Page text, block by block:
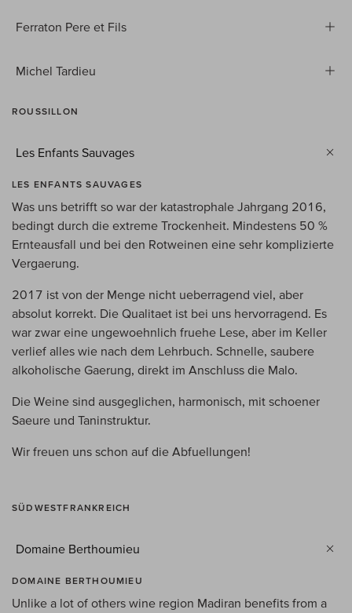
Ferraton Pere et Fils
Michel Tardieu
ROUSSILLON
Les Enfants Sauvages
LES ENFANTS SAUVAGES
Was uns betrifft so war der katastrophale Jahrgang 2016,
bedingt durch die extreme Trockenheit. Mindestens 50 %
Ernteausfall und bei den Rotweinen eine sehr komplizierte
Vergaerung.
2017 ist von der Menge nicht ueberragend viel, aber
absolut korrekt. Die Qualitaet ist bei uns hervorragend. Es
war zwar eine ungewoehnlich fruehe Lese, aber im Keller
verlief alles wie nach dem Lehrbuch. Schnelle, saubere
alkoholische Gaerung, direkt im Anschluss die Malo.
Die Weine sind ausgeglichen, harmonisch, mit schoener
Saeure und Taninstruktur.
Wir freuen uns schon auf die Abfuellungen!
SÜDWESTFRANKREICH
Domaine Berthoumieu
DOMAINE BERTHOUMIEU
Unlike a lot of others wine region Madiran benefits from a